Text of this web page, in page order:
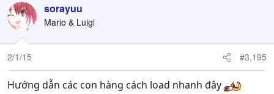
sorayuu
Mario & Luigi
2/1/15 #3,195
Hướng dẫn các con hàng cách load nhanh đây